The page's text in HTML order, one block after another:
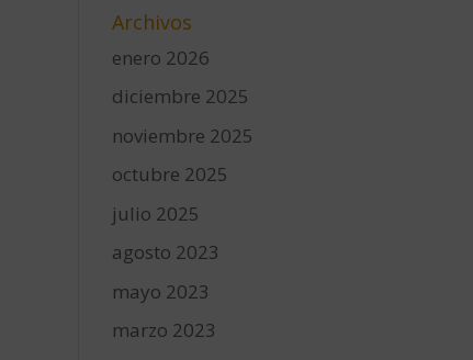
Archivos
enero 2026
diciembre 2025
noviembre 2025
octubre 2025
julio 2025
agosto 2023
mayo 2023
marzo 2023